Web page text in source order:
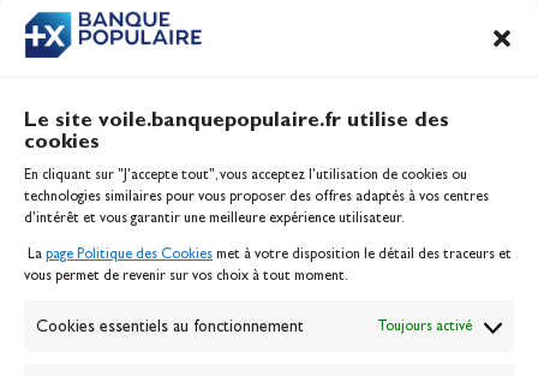
Le site voile.banquepopulaire.fr utilise des
cookies
En cliquant sur "J'accepte tout", vous acceptez l’utilisation de cookies ou
technologies similaires pour vous proposer des offres adaptés à vos centres
d’intérêt et vous garantir une meilleure expérience utilisateur.
La page Politique des Cookies met à votre disposition le détail des traceurs et
vous permet de revenir sur vos choix à tout moment.
Cookies essentiels au fonctionnement Toujours activé
CONTENU
Inscription serveur média
Contact
Politique des cookies
Banque de la voile